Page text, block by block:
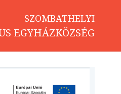
SZOMBATHELYI
EGYHÁZKÖZSÉG